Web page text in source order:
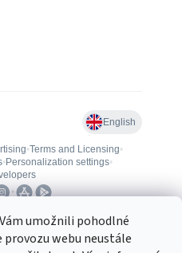
umožnili pohodlné
webu neustále